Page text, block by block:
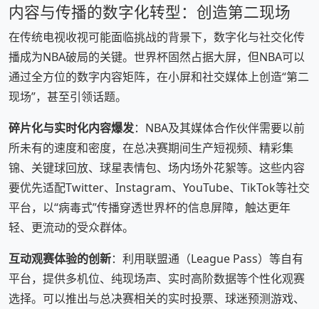
内容与传播的数字化转型：创造第二现场
在传统电视收视可能面临挑战的背景下，数字化与社交化传
播成为NBA破局的关键。世界杯固然占据大屏，但NBA可以
通过全方位的数字内容矩阵，在小屏和社交媒体上创造“第二
现场”，甚至引领话题。
碎片化与实时化内容爆发：NBA及其媒体合作伙伴需要以前
所未有的速度和密度，在总决赛期间生产短视频、精彩集
锦、关键球回放、球星表情包、场内场外花絮等。这些内容
要优先适配Twitter、Instagram、YouTube、TikTok等社交
平台，以“病毒式”传播穿透世界杯的信息屏障，触达更年
轻、更流动的受众群体。
互动观赛体验的创新：利用联盟通（League Pass）等自有
平台，提供多机位、纯现场声、实时高阶数据等个性化观赛
选择。可以推出与总决赛相关的实时投票、球迷预测游戏、